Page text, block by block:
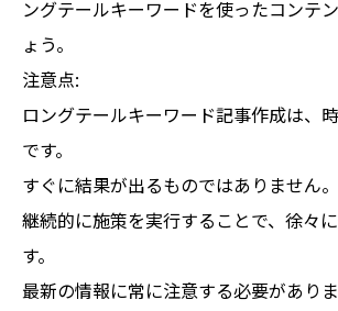
ングテールキーワードを使ったコンテ
ょう。
注意点:
ロングテールキーワード記事作成は、
です。
すぐに結果が出るものではありません。
継続的に施策を実行することで、徐々
す。
最新の情報に常に注意する必要がありま